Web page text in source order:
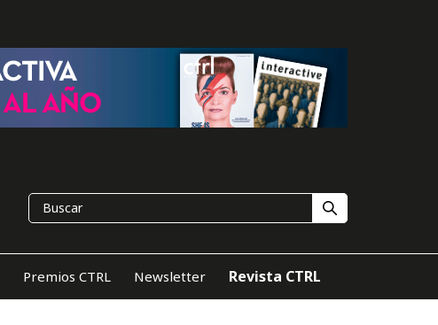
Premios CTRL Newsletter Revista CTRL